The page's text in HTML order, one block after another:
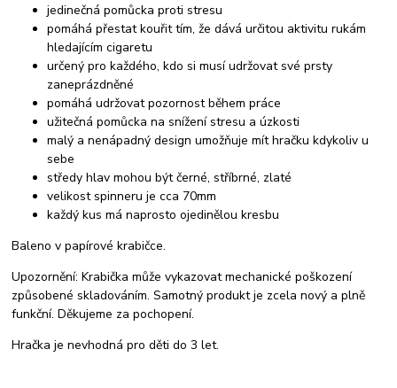
jedinečná pomůcka proti stresu
pomáhá přestat kouřit tím, že dává určitou aktivitu rukám
hledajícím cigaretu
určený pro každého, kdo si musí udržovat své prsty
zaneprázdněné
pomáhá udržovat pozornost během práce
užitečná pomůcka na snížení stresu a úzkosti
malý a nenápadný design umožňuje mít hračku kdykoliv u
sebe
středy hlav mohou být černé, stříbrné, zlaté
velikost spinneru je cca 70mm
každý kus má naprosto ojedinělou kresbu
Baleno v papírové krabičce.
Upozornění: Krabička může vykazovat mechanické poškození
způsobené skladováním. Samotný produkt je zcela nový a plně
funkční. Děkujeme za pochopení.
Hračka je nevhodná pro děti do 3 let.